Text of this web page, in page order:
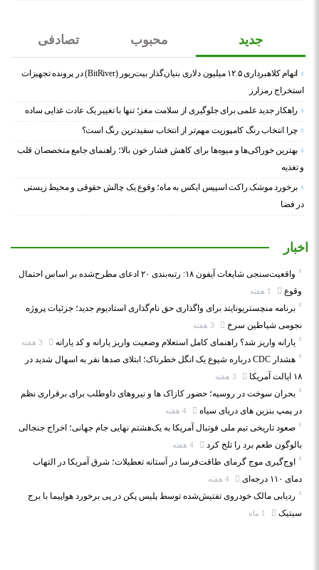
جدید محبوب تصادفی
اتهام کلاهبرداری ۱۲.۵ میلیون دلاری بنیان‌گذار بیت‌ریور (BitRiver) در پرونده تجهیزات
استخراج رمزارز
راهکار جدید علمی برای جلوگیری از سلامت مغز؛ تنها با تغییر یک عادت غذایی ساده
چرا انتخاب رنگ کامپوزیت مهم‌تر از انتخاب سفیدترین رنگ است؟
بهترین خوراکی‌ها و میوه‌ها برای کاهش فشار خون بالا؛ راهنمای جامع متخصصان قلب
و تغذیه
برخورد موشک راکت اسپیس ایکس به ماه؛ وقوع یک چالش حقوقی و محیط زیستی
در فضا
اخبار
واقعیت‌سنجی شایعات آیفون ۱۸: رتبه‌بندی ۲۰ ادعای مطرح‌شده بر اساس احتمال
وقوع
برنامه منچستریونایتد برای واگذاری حق نام‌گذاری استادیوم جدید؛ جزئیات پروژه
نجومی شیاطین سرخ
یارانه واریز شد؟ راهنمای کامل استعلام وضعیت واریز یارانه و کد یارانه
هشدار CDC درباره شیوع یک انگل خطرناک؛ ابتلای صدها نفر به اسهال شدید در
۱۸ ایالت آمریکا
بحران سوخت در روسیه؛ حضور کازاک‌ ها و نیروهای داوطلب برای برقراری نظم
در پمپ بنزین‌ های دریای سیاه
صعود تاریخی تیم ملی فوتبال آمریکا به یک‌هشتم نهایی جام جهانی؛ اخراج جنجالی
بالوگون طعم برد را تلخ کرد
اوج‌گیری موج گرمای طاقت‌فرسا در آستانه تعطیلات؛ شرق آمریکا در التهاب
دمای ۱۱۰ درجه‌ای
ردیابی مالک خودروی تفتیش‌شده توسط پلیس پکن در پی برخورد هواپیما با برج
سیتیک